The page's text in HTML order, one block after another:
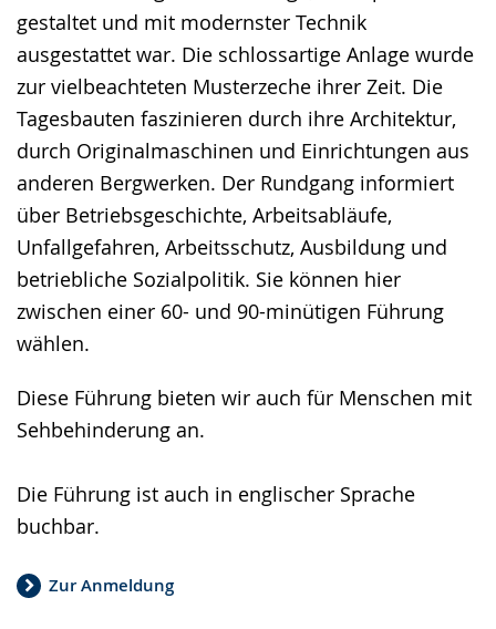
gestaltet und mit modernster Technik
ausgestattet war. Die schlossartige Anlage wurde
zur vielbeachteten Musterzeche ihrer Zeit. Die
Tages­bauten faszinieren durch ihre Architektur,
durch Originalmaschinen und Einrichtungen aus
anderen Bergwerken. Der Rundgang informiert
über Betriebsgeschichte, Arbeitsabläufe,
Unfallgefahren, Arbeitsschutz­, Ausbildung und
betriebliche Sozialpolitik. Sie können hier
zwischen einer 60- und 90-minütigen Führung
wählen.
Diese Führung bieten wir auch für Menschen mit
Sehbehinderung an.
Die Führung ist auch in englischer Sprache
buchbar.
Zur Anmeldung